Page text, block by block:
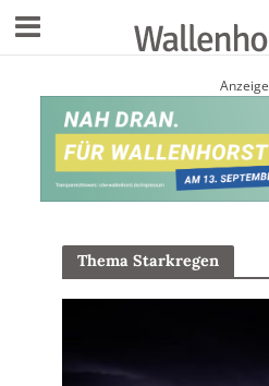
Anzeige
Thema Starkregen